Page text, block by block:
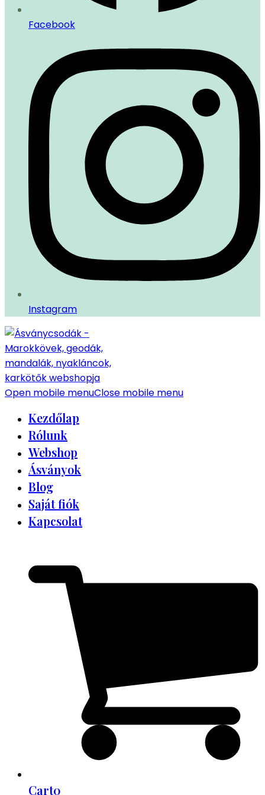
Facebook
Instagram
Open mobile menuClose mobile menu
Kezdőlap
Rólunk
Webshop
Ásványok
Blog
Saját fiók
Kapcsolat
Cart0